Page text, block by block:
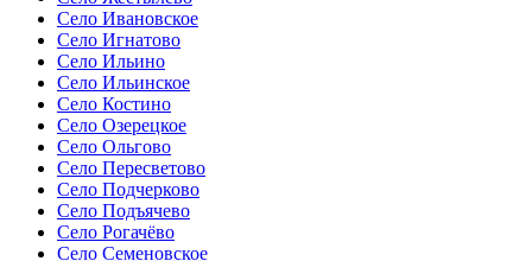
Село Ивановское
Село Игнатово
Село Ильино
Село Ильинское
Село Костино
Село Озерецкое
Село Ольгово
Село Пересветово
Село Подчерково
Село Подъячево
Село Рогачёво
Село Семеновское